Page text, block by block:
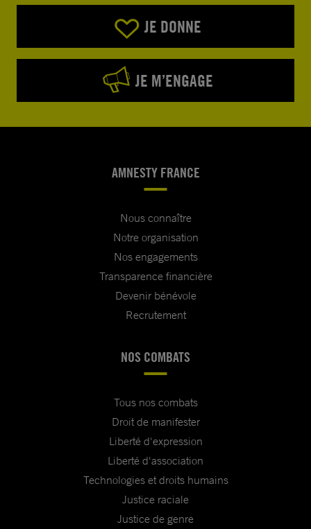
JE DONNE
JE M’ENGAGE
AMNESTY FRANCE
Nous connaître
Notre organisation
Nos engagements
Transparence financière
Devenir bénévole
Recrutement
NOS COMBATS
Tous nos combats
Droit de manifester
Liberté d'expression
Liberté d'association
Technologies et droits humains
Justice raciale
Justice de genre